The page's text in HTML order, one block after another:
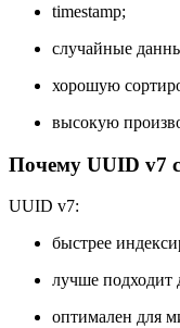
timestamp;
случайные
хорошую
высокую
Почему UUID v7
UUID v7:
быстрее
лучше подходит
оптимален для